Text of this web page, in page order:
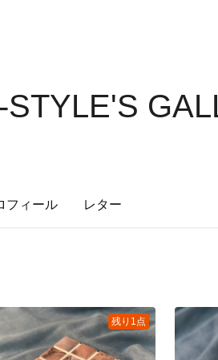
STYLE'S
フィール レター
残り1点